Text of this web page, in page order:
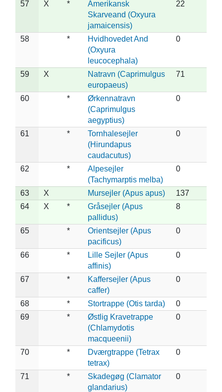
57 X *
Amerikansk
Skarveand (Oxyura
jamaicensis)
22
58 *
Hvidhovedet And
(Oxyura
leucocephala)
0
59 X
Natravn (Caprimulgus
europaeus)
71
60 *
Ørkennatravn
(Caprimulgus
aegyptius)
0
61 *
Tornhalesejler
(Hirundapus
caudacutus)
0
62 *
Alpesejler
(Tachymarptis melba)
0
63 X Mursejler (Apus apus)
137
64
X *
Gråsejler (Apus
pallidus)
8
65 *
Orientsejler (Apus
pacificus)
0
66 *
Lille Sejler (Apus
affinis)
0
67 *
Kaffersejler (Apus
caffer)
0
68 * Stortrappe (Otis tarda)
0
69
*
Østlig Kravetrappe
(Chlamydotis
macqueenii)
0
70 *
Dværgtrappe (Tetrax
tetrax)
0
71 *
Skadegøg (Clamator
glandarius)
0